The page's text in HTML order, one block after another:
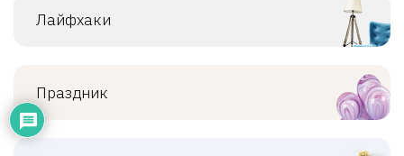
Лайфхаки
Праздник